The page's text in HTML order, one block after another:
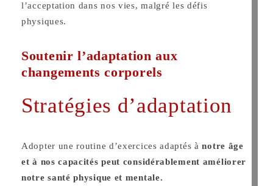
l’acceptation dans nos vies, malgré les défis
physiques.
Soutenir l’adaptation aux
changements corporels
Stratégies d’adaptation
Adopter une routine d’exercices adaptés ànotre âge
et à nos capacités peut considérablement améliorer
notre santé physique et mentale.